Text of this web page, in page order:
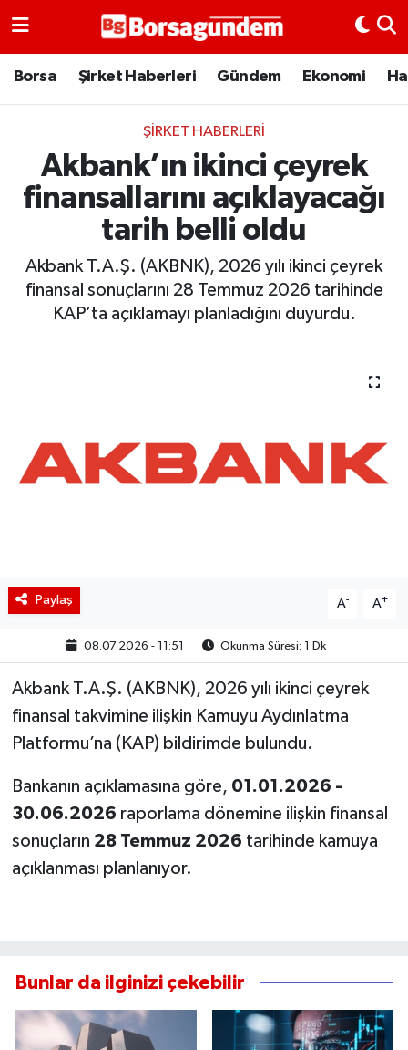
Borsa Şirket Haberleri Gündem Ekonomi
ŞIRKET HABERLERI
Akbank’ın ikinci çeyrek
finansallarını açıklayacağı
tarih belli oldu
Akbank T.A.Ş. (AKBNK), 2026 yılı ikinci çeyrek
finansal sonuçlarını 28 Temmuz 2026 tarihinde
KAP’ta açıklamayı planladığını duyurdu.
Paylaş A- A+
08.07.2026 - 11:51 Okunma Süresi: 1 Dk
Akbank T.A.Ş. (AKBNK), 2026 yılı ikinci çeyrek
finansal takvimine ilişkin Kamuyu Aydınlatma
Platformu’na (KAP) bildirimde bulundu.
Bankanın açıklamasına göre, 01.01.2026 -
30.06.2026 raporlama dönemine ilişkin finansal
sonuçların 28 Temmuz 2026 tarihinde kamuya
açıklanması planlanıyor.
Bunlar da ilginizi çekebilir
Borsa
Emtia
Galeri
BIST 100 Isı Haritası
Coin Isı Haritası
İletişim